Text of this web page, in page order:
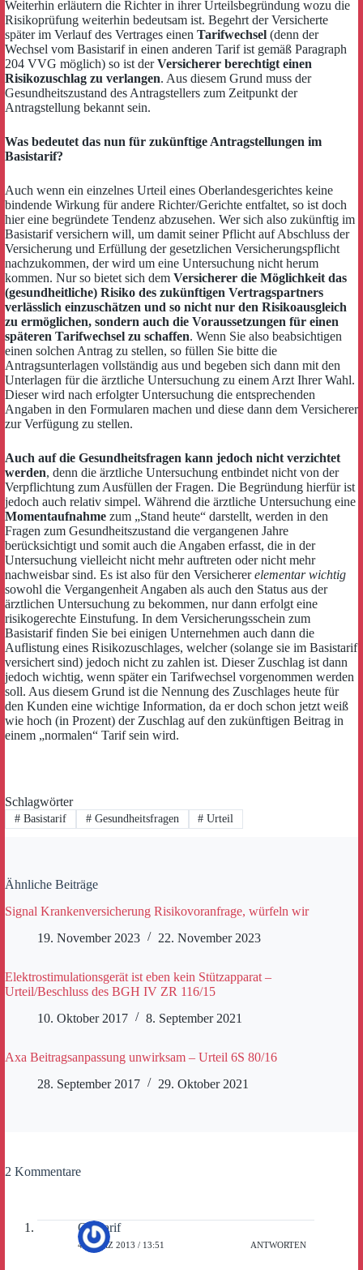
Weiterhin erläutern die Richter in ihrer Urteilsbegründung wozu die
Risikoprüfung weiterhin bedeutsam ist. Begehrt der Versicherte
später im Verlauf des Vertrages einen Tarifwechsel (denn der
Wechsel vom Basistarif in einen anderen Tarif ist gemäß Paragraph
204 VVG möglich) so ist derVersicherer berechtigt einen
Risikozuschlag zu verlangen. Aus diesem Grund muss der
Gesundheitszustand des Antragstellers zum Zeitpunkt der
Antragstellung bekannt sein.
Was bedeutet das nun für zukünftige Antragstellungen im
Basistarif?
Auch wenn ein einzelnes Urteil eines Oberlandesgerichtes keine
bindende Wirkung für andere Richter/Gerichte entfaltet, so ist doch
hier eine begründete Tendenz abzusehen. Wer sich also zukünftig im
Basistarif versichern will, um damit seiner Pflicht auf Abschluss der
Versicherung und Erfüllung der gesetzlichen Versicherungspflicht
nachzukommen, der wird um eine Untersuchung nicht herum
kommen. Nur so bietet sich dem Versicherer die Möglichkeit das
(gesundheitliche) Risiko des zukünftigen Vertragspartners
verlässlich einzuschätzen und so nicht nur den Risikoausgleich
zu ermöglichen, sondern auch die Voraussetzungen für einen
späteren Tarifwechsel zu schaffen. Wenn Sie also beabsichtigen
einen solchen Antrag zu stellen, so füllen Sie bitte die
Antragsunterlagen vollständig aus und begeben sich dann mit den
Unterlagen für die ärztliche Untersuchung zu einem Arzt Ihrer Wahl.
Dieser wird nach erfolgter Untersuchung die entsprechenden
Angaben in den Formularen machen und diese dann dem Versicherer
zur Verfügung zu stellen.
Auch auf die Gesundheitsfragen kann jedoch nicht verzichtet
werden, denn die ärztliche Untersuchung entbindet nicht von der
Verpflichtung zum Ausfüllen der Fragen. Die Begründung hierfür ist
jedoch auch relativ simpel. Während die ärztliche Untersuchung eine
Momentaufnahme zum „Stand heute“ darstellt, werden in den
Fragen zum Gesundheitszustand die vergangenen Jahre
berücksichtigt und somit auch die Angaben erfasst, die in der
Untersuchung vielleicht nicht mehr auftreten oder nicht mehr
nachweisbar sind. Es ist also für den Versichererelementar wichtig
sowohl die Vergangenheit Angaben als auch den Status aus der
ärztlichen Untersuchung zu bekommen, nur dann erfolgt eine
risikogerechte Einstufung. In dem Versicherungsschein zum
Basistarif finden Sie bei einigen Unternehmen auch dann die
Auflistung eines Risikozuschlages, welcher (solange sie im Basistarif
versichert sind) jedoch nicht zu zahlen ist. Dieser Zuschlag ist dann
jedoch wichtig, wenn später ein Tarifwechsel vorgenommen werden
soll. Aus diesem Grund ist die Nennung des Zuschlages heute für
den Kunden eine wichtige Information, da er doch schon jetzt weiß
wie hoch (in Prozent) der Zuschlag auf den zukünftigen Beitrag in
einem „normalen“ Tarif sein wird.
Schlagwörter
#Basistarif #Gesundheitsfragen # Urteil
Ähnliche Beiträge
Signal Krankenversicherung Risikovoranfrage, würfeln wir
19. November 2023
22. November 2023
Elektrostimulationsgerät ist eben kein Stützapparat –
Urteil/Beschluss des BGH IV ZR 116/15
10. Oktober 2017
8. September 2021
Axa Beitragsanpassung unwirksam – Urteil 6S 80/16
28. September 2017
29. Oktober 2021
2 Kommentare
Optitarif
4. MÄRZ 2013 / 13:51 ANTWORTEN